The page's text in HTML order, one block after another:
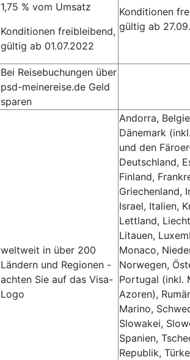
1,75 % vom Umsatz
Konditionen freibleibend,
gültig ab 01.07.2022
Konditionen
gültig ab
Bei Reisebuchungen über
psd-meinereise.de Geld
sparen
weltweit in über 200
Ländern und Regionen -
achten Sie auf das Visa-
Logo
Andorra,
Dänemark
und den
Deutschland,
Finland,
Griechenland,
Israel, Italien,
Lettland,
Litauen,
Monaco,
Norwegen,
Portugal (inkl.
Azoren),
Marino,
Slowakei,
Spanien,
Republik,